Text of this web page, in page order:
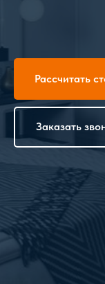
Рассчитать
Заказать